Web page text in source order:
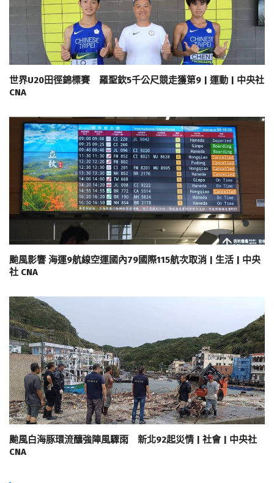
世界U20田徑錦標賽 羅聖欽5千公尺競走獲第9 | 運動 | 中央社
CNA
颱風影響 海運9航線空運國內79國際115航次取消 | 生活 | 中央
社 CNA
颱風白海豚環流釀強陣風驟雨 新北92起災情 | 社會 | 中央社
CNA